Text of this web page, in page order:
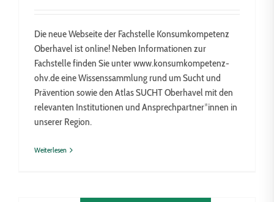
Die neue Webseite der Fachstelle Konsumkompetenz
Oberhavel ist online! Neben Informationen zur
Fachstelle finden Sie unter www.konsumkompetenz-
ohv.de eine Wissenssammlung rund um Sucht und
Prävention sowie den Atlas SUCHT Oberhavel mit den
relevanten Institutionen und Ansprechpartner*innen in
unserer Region.
Weiterlesen